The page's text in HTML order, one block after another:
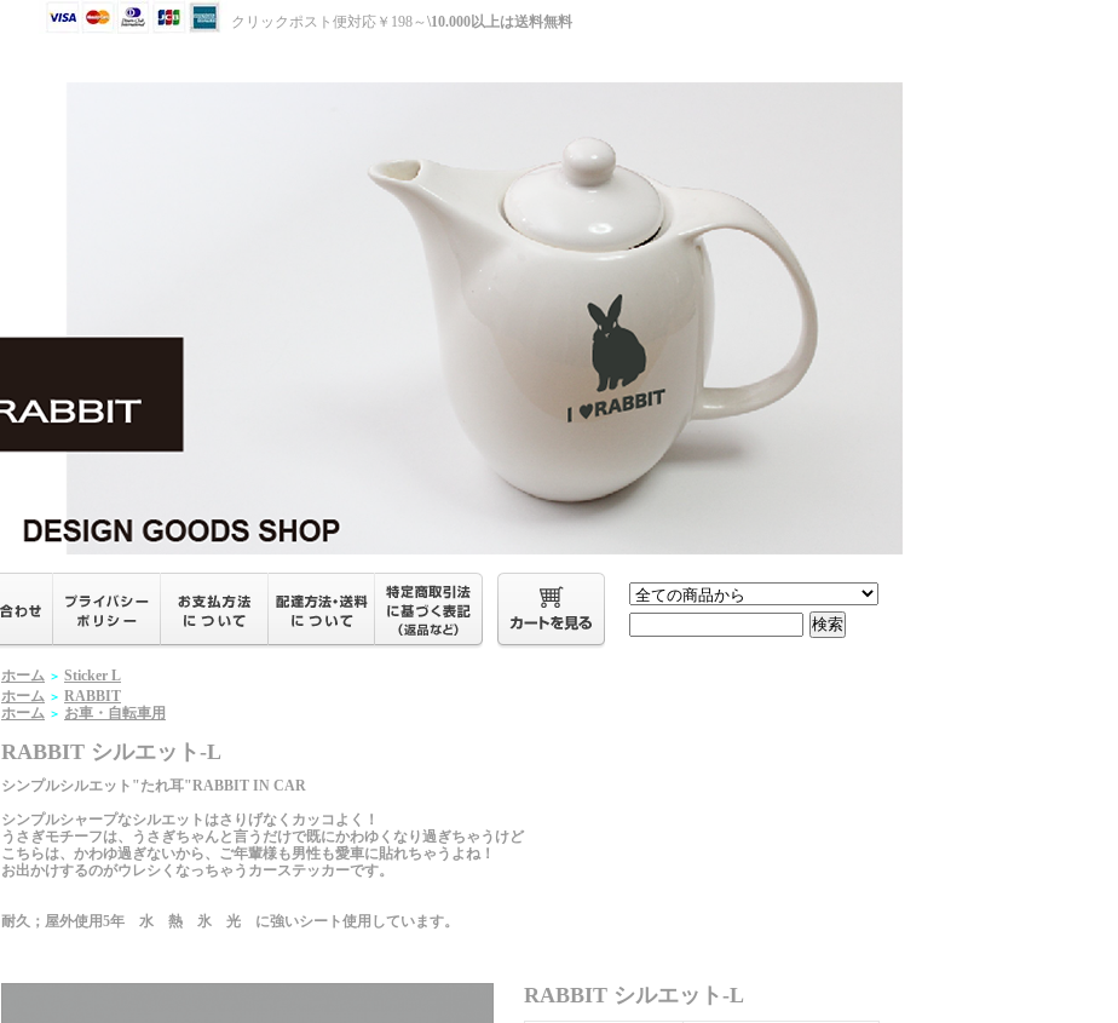
クリックポスト便対応￥198～\10.000以上は送料無料
ホーム ＞ Sticker L
ホーム ＞ RABBIT
ホーム ＞ お車・自転車用
RABBIT シルエット-L
シンプルシルエット"たれ耳"RABBIT IN CAR
シンプルシャープなシルエットはさりげなくカッコよく！
うさぎモチーフは、うさぎちゃんと言うだけで既にかわゆくなり過ぎちゃうけど
こちらは、かわゆ過ぎないから、ご年輩様も男性も愛車に貼れちゃうよね！
お出かけするのがウレシくなっちゃうカーステッカーです。
耐久；屋外使用5年 水 熱 氷 光 に強いシート使用しています。
RABBIT シルエット-L